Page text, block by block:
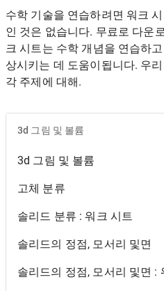
수학 기술을 연습하려면 워크
인 것은 없습니다. 무료로 다운
크 시트는 수학 개념을 연습하
상시키는 데 도움이됩니다. 우
각 주제에 대해.
3d 그림 및 볼륨
3d 그림 및 볼륨
고체 분류
솔리드 분류 : 워크 시트
솔리드의 정점, 모서리 및면
솔리드의 정점, 모서리 및면 :